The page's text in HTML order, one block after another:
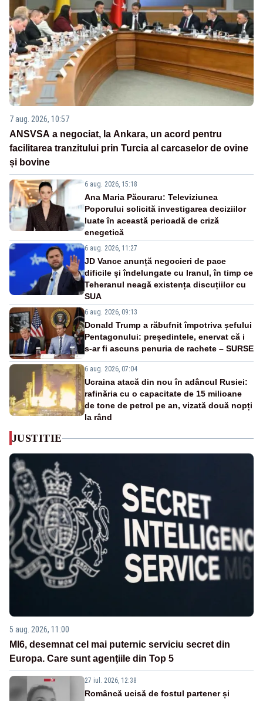
7 aug. 2026, 10:57
ANSVSA a negociat, la Ankara, un acord pentru
facilitarea tranzitului prin Turcia al carcaselor de ovine
și bovine
6 aug. 2026, 15:18
Ana Maria Păcuraru: Televiziunea
Poporului solicită investigarea deciziilor
luate în această perioadă de criză
enegetică
6 aug. 2026, 11:27
JD Vance anunță negocieri de pace
dificile și îndelungate cu Iranul, în timp ce
Teheranul neagă existența discuțiilor cu
SUA
6 aug. 2026, 09:13
Donald Trump a răbufnit împotriva șefului
Pentagonului: președintele, enervat că i
s-ar fi ascuns penuria de rachete – SURSE
6 aug. 2026, 07:04
Ucraina atacă din nou în adâncul Rusiei:
rafinăria cu o capacitate de 15 milioane
de tone de petrol pe an, vizată două nopți
la rând
JUSTITIE
5 aug. 2026, 11:00
MI6, desemnat cel mai puternic serviciu secret din
Europa. Care sunt agenţiile din Top 5
27 iul. 2026, 12:38
Româncă ucisă de fostul partener și